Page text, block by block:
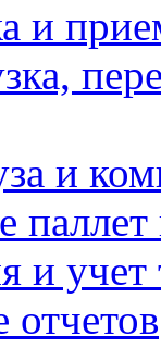
и
и
и
отчетов